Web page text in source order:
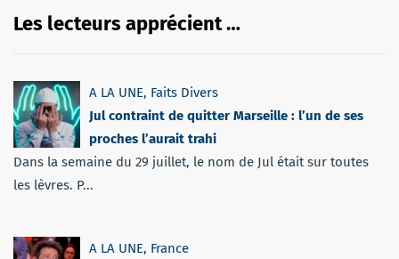
Les lecteurs apprécient …
A LA UNE, Faits Divers
Jul contraint de quitter Marseille : l’un de ses
proches l’aurait trahi
Dans la semaine du 29 juillet, le nom de Jul était sur toutes
les lèvres. P...
A LA UNE, France